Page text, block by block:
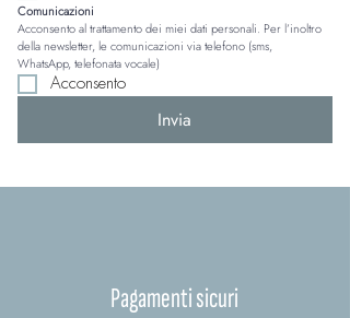
Comunicazioni
Acconsento al trattamento dei miei dati personali. Per l’inoltro
della newsletter, le comunicazioni via telefono (sms,
WhatsApp, telefonata vocale)
Acconsento
Invia
Pagamenti sicuri